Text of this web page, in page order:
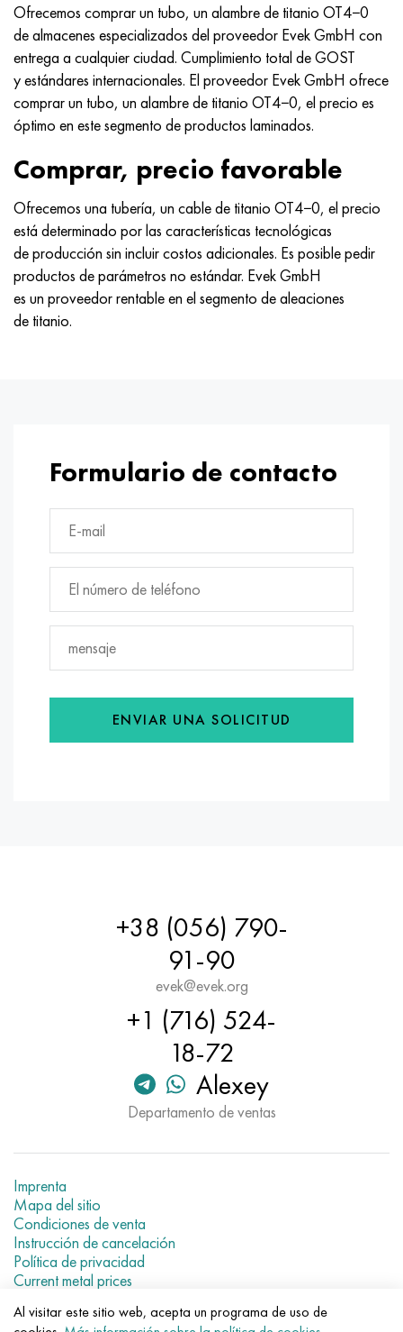
Ofrecemos comprar un tubo, un alambre de titanio OT4−0
de almacenes especializados del proveedor Evek GmbH con
entrega a cualquier ciudad. Cumplimiento total de GOST
y estándares internacionales. El proveedor Evek GmbH ofrece
comprar un tubo, un alambre de titanio OT4−0, el precio es
óptimo en este segmento de productos laminados.
Comprar, precio favorable
Ofrecemos una tubería, un cable de titanio OT4−0, el precio
está determinado por las características tecnológicas
de producción sin incluir costos adicionales. Es posible pedir
productos de parámetros no estándar. Evek GmbH
es un proveedor rentable en el segmento de aleaciones
de titanio.
Formulario de contacto
ENVIAR UNA SOLICITUD
+38 (056) 790-
91-90
evek@evek.org
+1 (716) 524-
18-72
Alexey
Departamento de ventas
Imprenta
Mapa del sitio
Condiciones de venta
Instrucción de cancelación
Política de privacidad
Current metal prices
© 2007–2026 «Evek GmbH»
Al visitar este sitio web, acepta un programa de uso de